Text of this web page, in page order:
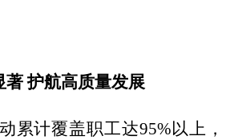
著护航高质量发展
累计覆盖职工达95%以上，